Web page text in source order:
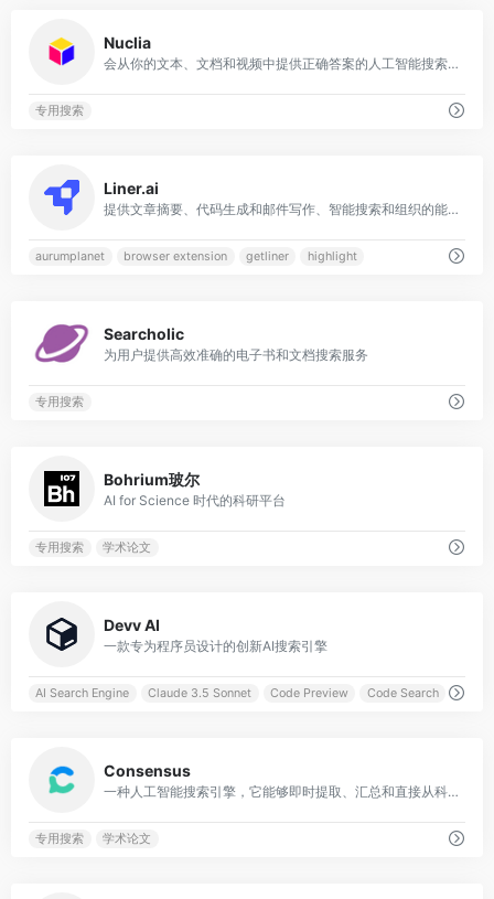
Nuclia
会从你的文本、文档和视频中提供正确答案的人工智能搜索引擎
专用搜索
Liner.ai
提供文章摘要、代码生成和邮件写作、智能搜索和组织的能力
aurumplanet browser extension getliner highlight
Searcholic
为用户提供高效准确的电子书和文档搜索服务
专用搜索
Bohrium玻尔
AI for Science 时代的科研平台
专用搜索 学术论文
Devv AI
一款专为程序员设计的创新AI搜索引擎
AI Search Engine Claude 3.5 Sonnet Code Preview Code Search
Consensus
一种人工智能搜索引擎，它能够即时提取、汇总和直接从科学研究中提取结果
专用搜索 学术论文